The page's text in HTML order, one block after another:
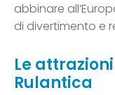
abbinare
di divertimento e
Le
Rulantica